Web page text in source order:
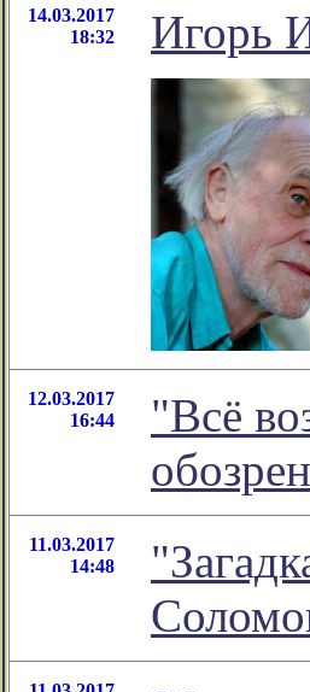
14.03.2017
18:32
Игорь
12.03.2017
16:44
"Всё
11.03.2017
14:48